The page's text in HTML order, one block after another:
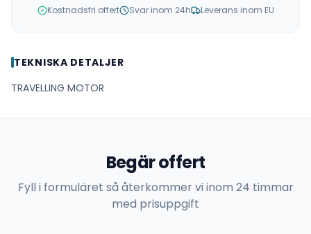
Kostnadsfri offert Svar inom 24h Leverans inom EU
TEKNISKA DETALJER
TRAVELLING MOTOR
Begär offert
Fyll i formuläret så återkommer vi inom 24 timmar
med prisuppgift